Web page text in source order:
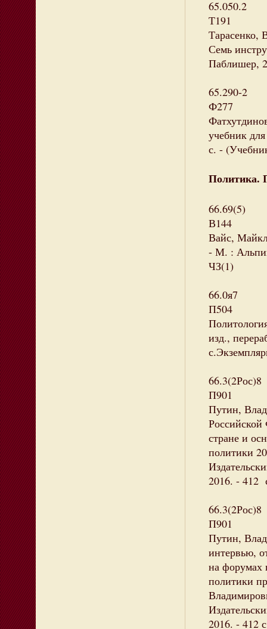
65.050.2
Т191
Тарасенко,
Семь
Паблишер,
65.290-2
Ф277
учебник
с. -
Политика.
66.69(5)
В144
Вайс,
- М. :
ЧЗ(1)
66.0я7
П504
изд.,
66.3(2Рос)8
П901
Путин,
стране и
политики
2016. - 412
66.3(2Рос)8
П901
Путин,
интервью,
на форумах
политики
2016. - 412